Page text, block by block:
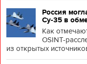
Россия
Су-35 в
Как
OSINT-
из открытых